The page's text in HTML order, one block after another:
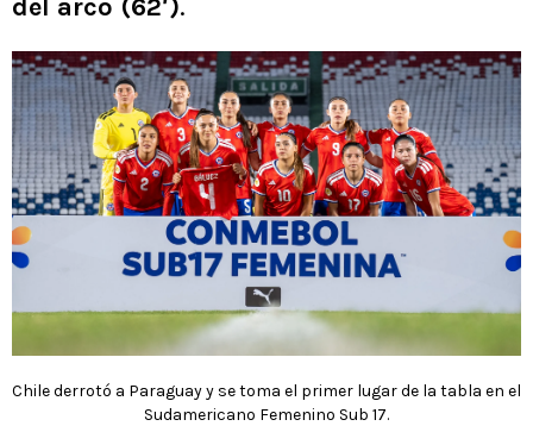
del arco (62′).
Chile derrotó a Paraguay y se toma el primer lugar de la tabla en el
Sudamericano Femenino Sub 17.